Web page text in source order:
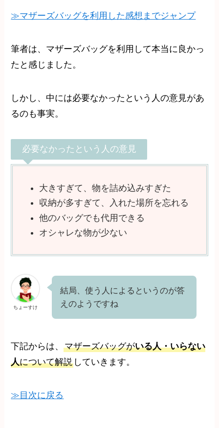
≫マザーズバッグを利用した感想までジャンプ
筆者は、マザーズバッグを利用して本当に良かっ
たと感じました。
しかし、中には必要なかったという人の意見があ
るのも事実。
必要なかったという人の意見
大きすぎて、物を詰め込みすぎた
収納が多すぎて、入れた場所を忘れる
他のバッグでも代用できる
オシャレな物が少ない
ちょーすけ
結局、使う人によるというのが答
えのようですね
下記からは、マザーズバッグがいる人・いらない
人について解説 していきます。
≫目次に戻る